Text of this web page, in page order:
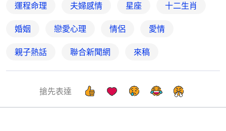
運程命理 夫婦感情 星座 十二生肖
婚姻 戀愛心理 情侶 愛情
親子熱話 聯合新聞網 來稿
搶先表達